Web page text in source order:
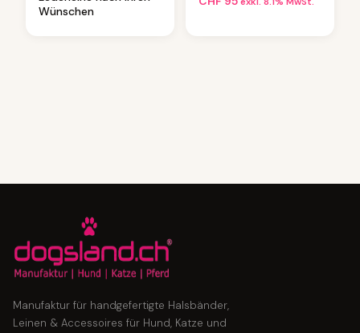
Wünschen
Manufaktur für handgefertigte Halsbänder,
Leinen & Accessoires für Hund, Katze und